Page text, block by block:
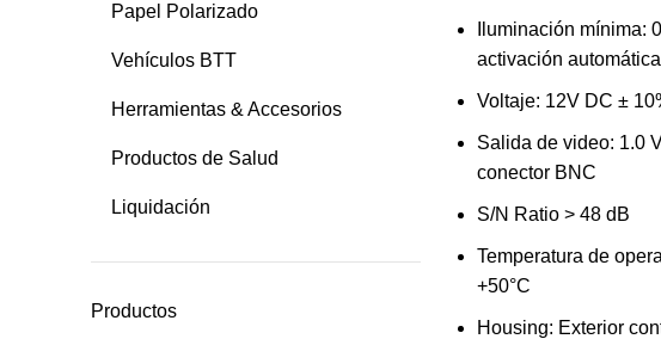
Papel Polarizado
Vehículos BTT
Herramientas & Accesorios
Productos de Salud
Liquidación
Productos
Iluminación mínima:
activación
Voltaje: 12V DC ±
Salida de video: 1.0
conector BNC
S/N Ratio > 48 dB
Temperatura de
+50°C
Housing: Exterior